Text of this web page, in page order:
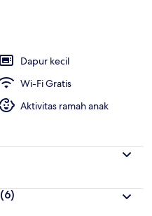
Dapur kecil
Wi-Fi Gratis
Aktivitas ramah anak
(6)